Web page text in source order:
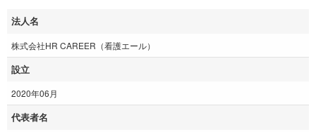
法人名
株式会社HR CAREER（看護エール）
設立
2020年06月
代表者名